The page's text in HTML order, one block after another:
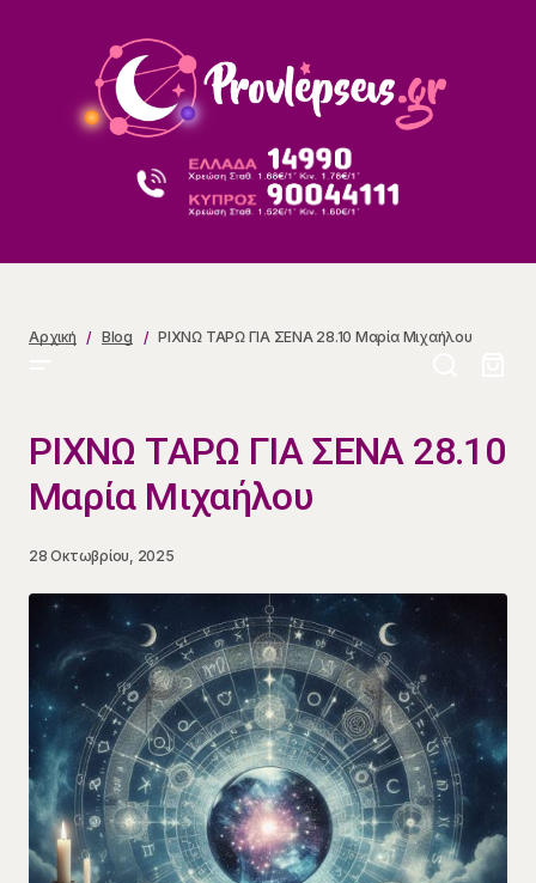
Αρχική Blog ΡΙΧΝΩ ΤΑΡΩ ΓΙΑ ΣΕΝΑ 28.10 Μαρία Μιχαήλου
ΡΙΧΝΩ ΤΑΡΩ ΓΙΑ ΣΕΝΑ 28.10
Μαρία Μιχαήλου
28 Οκτωβρίου, 2025